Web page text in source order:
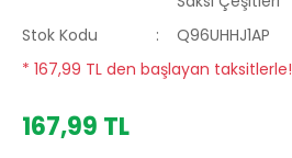
Stok Kodu
Q96UHHJ1AP
* 167,99 TL den başlayan taksitlerle!
167,99 TL